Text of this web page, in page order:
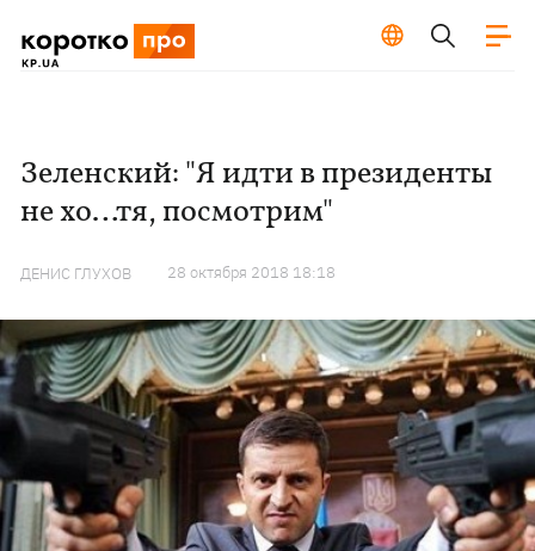
Зеленский: "Я идти в президенты
не хо…тя, посмотрим"
ДЕНИС ГЛУХОВ 28 октября 2018 18:18